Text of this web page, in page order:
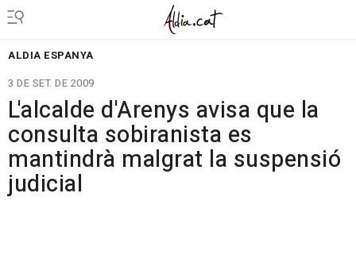
ALDIA ESPANYA
3 DE SET. DE 2009
L'alcalde d'Arenys avisa que la
consulta sobiranista es
mantindrà malgrat la suspensió
judicial